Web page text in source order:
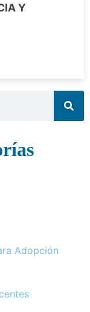
Y
Adopción